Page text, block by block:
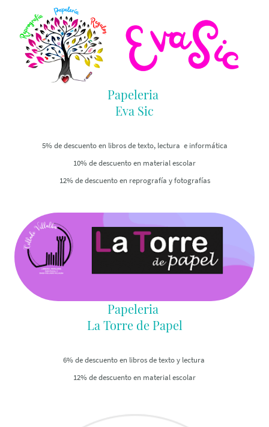
Papeleria
Eva Sic
5% de descuento en libros de texto, lectura e informática
10% de descuento en material escolar
12% de descuento en reprografía y fotografías
Papeleria
La Torre de Papel
6% de descuento en libros de texto y lectura
12% de descuento en material escolar